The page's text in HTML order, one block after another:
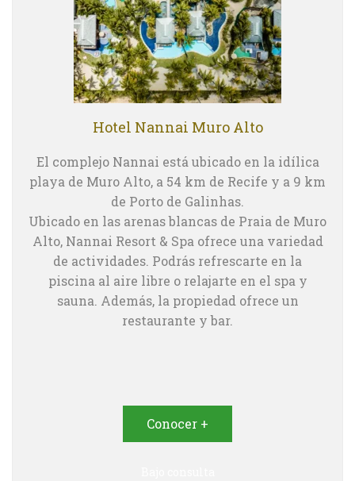
Hotel Nannai Muro Alto
El complejo Nannai está ubicado en la idílica
playa de Muro Alto, a 54 km de Recife y a 9 km
de Porto de Galinhas.
Ubicado en las arenas blancas de Praia de Muro
Alto, Nannai Resort & Spa ofrece una variedad
de actividades. Podrás refrescarte en la
piscina al aire libre o relajarte en el spa y
sauna. Además, la propiedad ofrece un
restaurante y bar.
Conocer +